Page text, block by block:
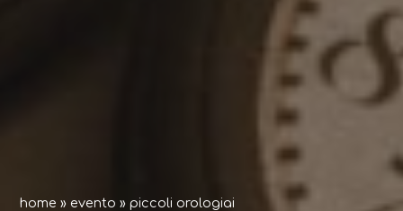
home » evento »piccoli orologiai